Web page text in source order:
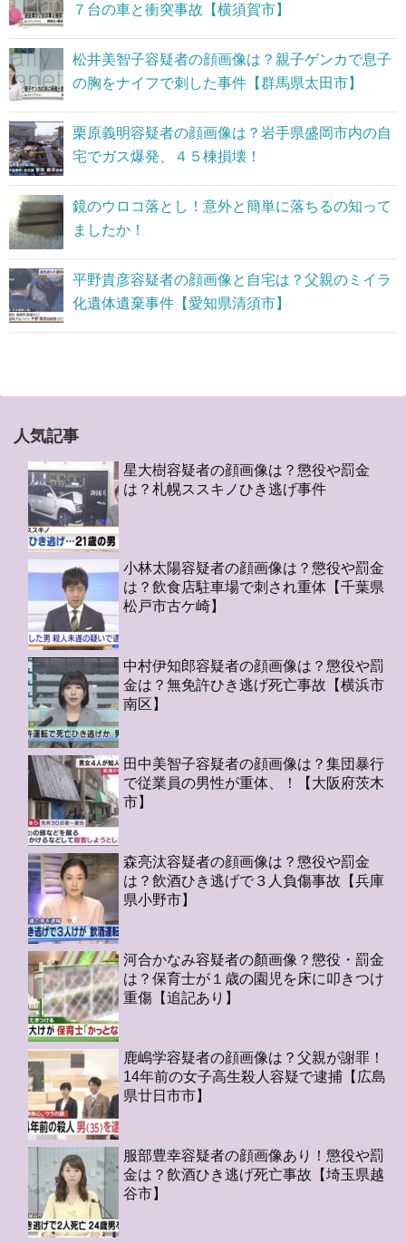
７台の車と衝突事故【横須賀市】
松井美智子容疑者の顔画像は？親子ゲンカで息子
の胸をナイフで刺した事件【群馬県太田市】
栗原義明容疑者の顔画像は？岩手県盛岡市内の自
宅でガス爆発、４５棟損壊！
鏡のウロコ落とし！意外と簡単に落ちるの知って
ましたか！
平野貴彦容疑者の顔画像と自宅は？父親のミイラ
化遺体遺棄事件【愛知県清須市】
人気記事
星大樹容疑者の顔画像は？懲役や罰金
は？札幌ススキノひき逃げ事件
小林太陽容疑者の顔画像は？懲役や罰金
は？飲食店駐車場で刺され重体【千葉県
松戸市古ケ崎】
中村伊知郎容疑者の顔画像は？懲役や罰
金は？無免許ひき逃げ死亡事故【横浜市
南区】
田中美智子容疑者の顔画像は？集団暴行
で従業員の男性が重体、！【大阪府茨木
市】
森亮汰容疑者の顔画像は？懲役や罰金
は？飲酒ひき逃げで３人負傷事故【兵庫
県小野市】
河合かなみ容疑者の顏画像？懲役・罰金
は？保育士が１歳の園児を床に叩きつけ
重傷【追記あり】
鹿嶋学容疑者の顔画像は？父親が謝罪！
14年前の女子高生殺人容疑で逮捕【広島
県廿日市市】
服部豊幸容疑者の顔画像あり！懲役や罰
金は？飲酒ひき逃げ死亡事故【埼玉県越
谷市】